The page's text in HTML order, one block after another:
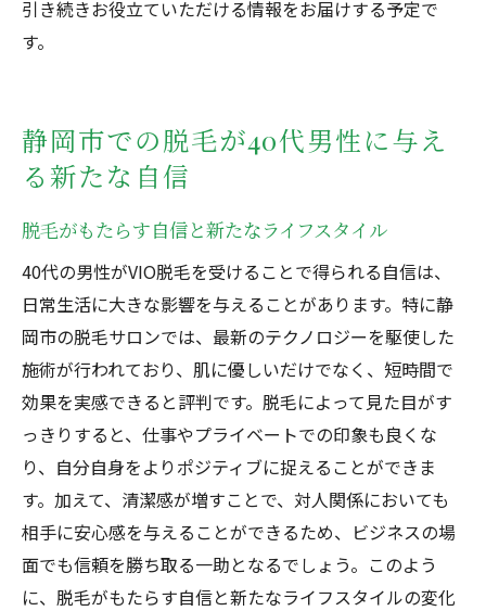
引き続きお役立ていただける情報をお届けする予定で
す。
静岡市での脱毛が40代男性に与え
る新たな自信
脱毛がもたらす自信と新たなライフスタイル
40代の男性がVIO脱毛を受けることで得られる自信は、
日常生活に大きな影響を与えることがあります。特に静
岡市の脱毛サロンでは、最新のテクノロジーを駆使した
施術が行われており、肌に優しいだけでなく、短時間で
効果を実感できると評判です。脱毛によって見た目がす
っきりすると、仕事やプライベートでの印象も良くな
り、自分自身をよりポジティブに捉えることができま
す。加えて、清潔感が増すことで、対人関係においても
相手に安心感を与えることができるため、ビジネスの場
面でも信頼を勝ち取る一助となるでしょう。このよう
に、脱毛がもたらす自信と新たなライフスタイルの変化